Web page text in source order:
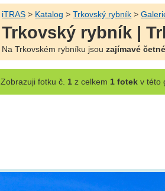
iTRAS > Katalog >Trkovský rybník >
Trkovský rybník |
Na Trkovském rybníku jsou zajímavé
Zobrazujifotku č. 1z celkem 1 fotekv této